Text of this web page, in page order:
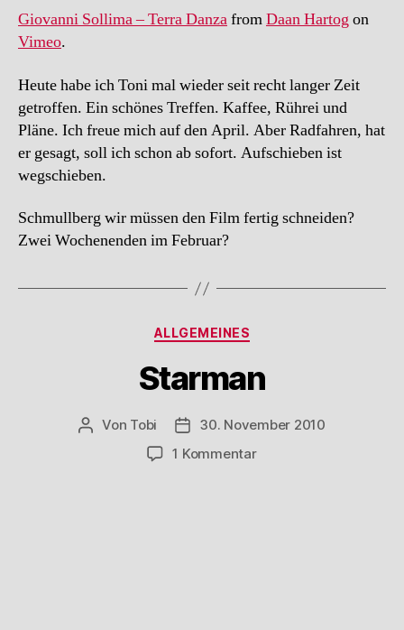
Giovanni Sollima – Terra DanzafromDaan Hartogon
Vimeo.
Heute habe ich Toni mal wieder seit recht langer Zeit
getroffen. Ein schönes Treffen. Kaffee, Rührei und
Pläne. Ich freue mich auf den April. Aber Radfahren, hat
er gesagt, soll ich schon ab sofort. Aufschieben ist
wegschieben.
Schmullberg wir müssen den Film fertig schneiden?
Zwei Wochenenden im Februar?
Kategorien
ALLGEMEINES
Starman
Beitragsautor
Von Tobi Beitragsdatum
30. November 2010
1 Kommentarzu